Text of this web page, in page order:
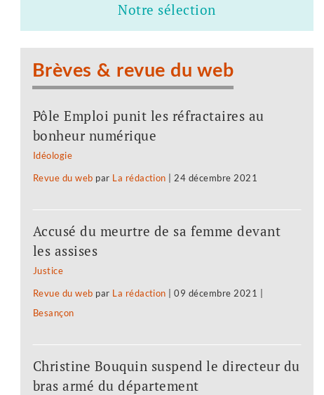
Notre sélection
Brèves & revue du web
Pôle Emploi punit les réfractaires au
bonheur numérique
Idéologie
Revue du web par La rédaction 24 décembre 2021
Accusé du meurtre de sa femme devant
les assises
Justice
Revue du web par La rédaction |09 décembre 2021
Besançon
Christine Bouquin suspend le directeur du
bras armé du département